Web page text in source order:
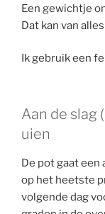
Een gewichtje
Dat kan van
Ik gebruik een
Aan de slag
uien
De pot gaat een
op het heetste
volgende dag